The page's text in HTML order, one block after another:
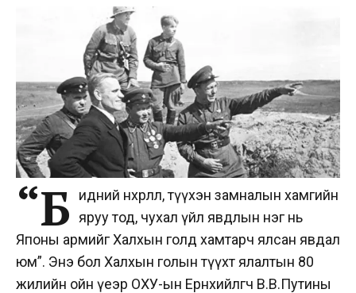
“Б
идний нөхөрлөл, түүхэн замналын хамгийн
яруу тод, чухал үйл явдлын нэг нь
Японы армийг Халхын голд хамтарч ялсан явдал
юм”. Энэ бол Халхын голын түүхт ялалтын 80
жилийн ойн үеэр ОХУ-ын Ерөнхийлөгч В.В.Путины